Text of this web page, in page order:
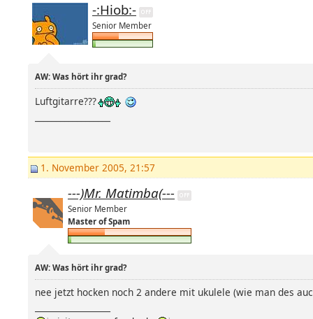
-:Hiob:-
Senior Member
AW: Was hört ihr grad?
Luftgitarre???
1. November 2005, 21:57
---)Mr. Matimba(---
Senior Member
Master of Spam
AW: Was hört ihr grad?
nee jetzt hocken noch 2 andere mit ukulele (wie man des